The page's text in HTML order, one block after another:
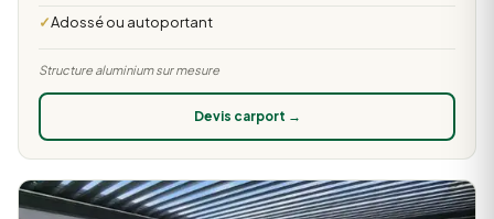
Adossé ou autoportant
Structure aluminium sur mesure
Devis carport →